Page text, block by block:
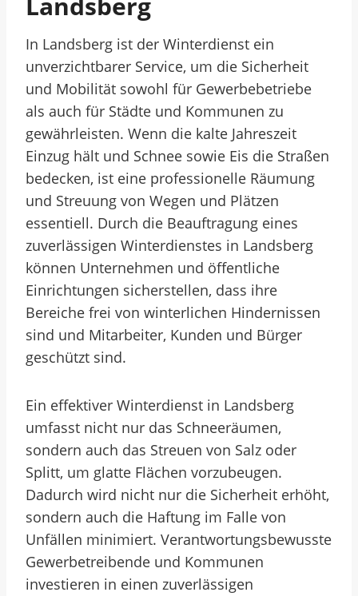
In Landsberg ist der Winterdienst ein
unverzichtbarer Service, um die Sicherheit
und Mobilität sowohl für Gewerbebetriebe
als auch für Städte und Kommunen zu
gewährleisten. Wenn die kalte Jahreszeit
Einzug hält und Schnee sowie Eis die Straßen
bedecken, ist eine professionelle Räumung
und Streuung von Wegen und Plätzen
essentiell. Durch die Beauftragung eines
zuverlässigen Winterdienstes in Landsberg
können Unternehmen und öffentliche
Einrichtungen sicherstellen, dass ihre
Bereiche frei von winterlichen Hindernissen
sind und Mitarbeiter, Kunden und Bürger
geschützt sind.
Ein effektiver Winterdienst in Landsberg
umfasst nicht nur das Schneeräumen,
sondern auch das Streuen von Salz oder
Splitt, um glatte Flächen vorzubeugen.
Dadurch wird nicht nur die Sicherheit erhöht,
sondern auch die Haftung im Falle von
Unfällen minimiert. Verantwortungsbewusste
Gewerbetreibende und Kommunen
investieren in einen zuverlässigen